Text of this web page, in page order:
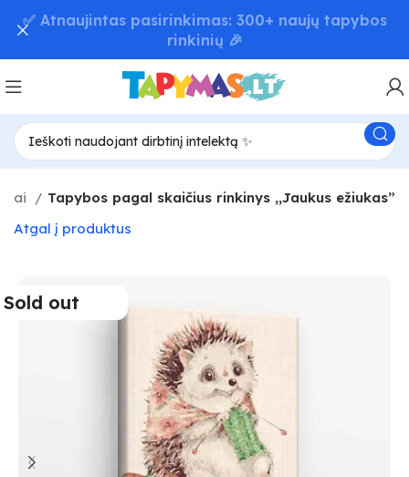
Tapybos pagal skaičius rinkinys ,,Jaukus ežiukas”
Atgal į produktus
Sold out
📦 Greitas užsakymų pristatymas – iki 48 val! 🚚